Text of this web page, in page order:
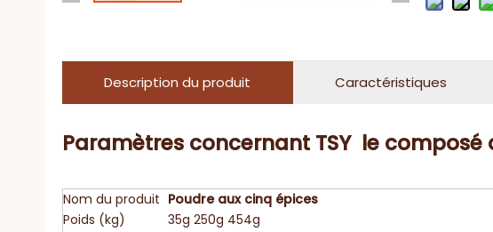
Description du produit Caractéristiques
Paramètres concernant TSY le
Nom du produit Poudre aux cinq épices
Poids (kg)
35g 250g 454g